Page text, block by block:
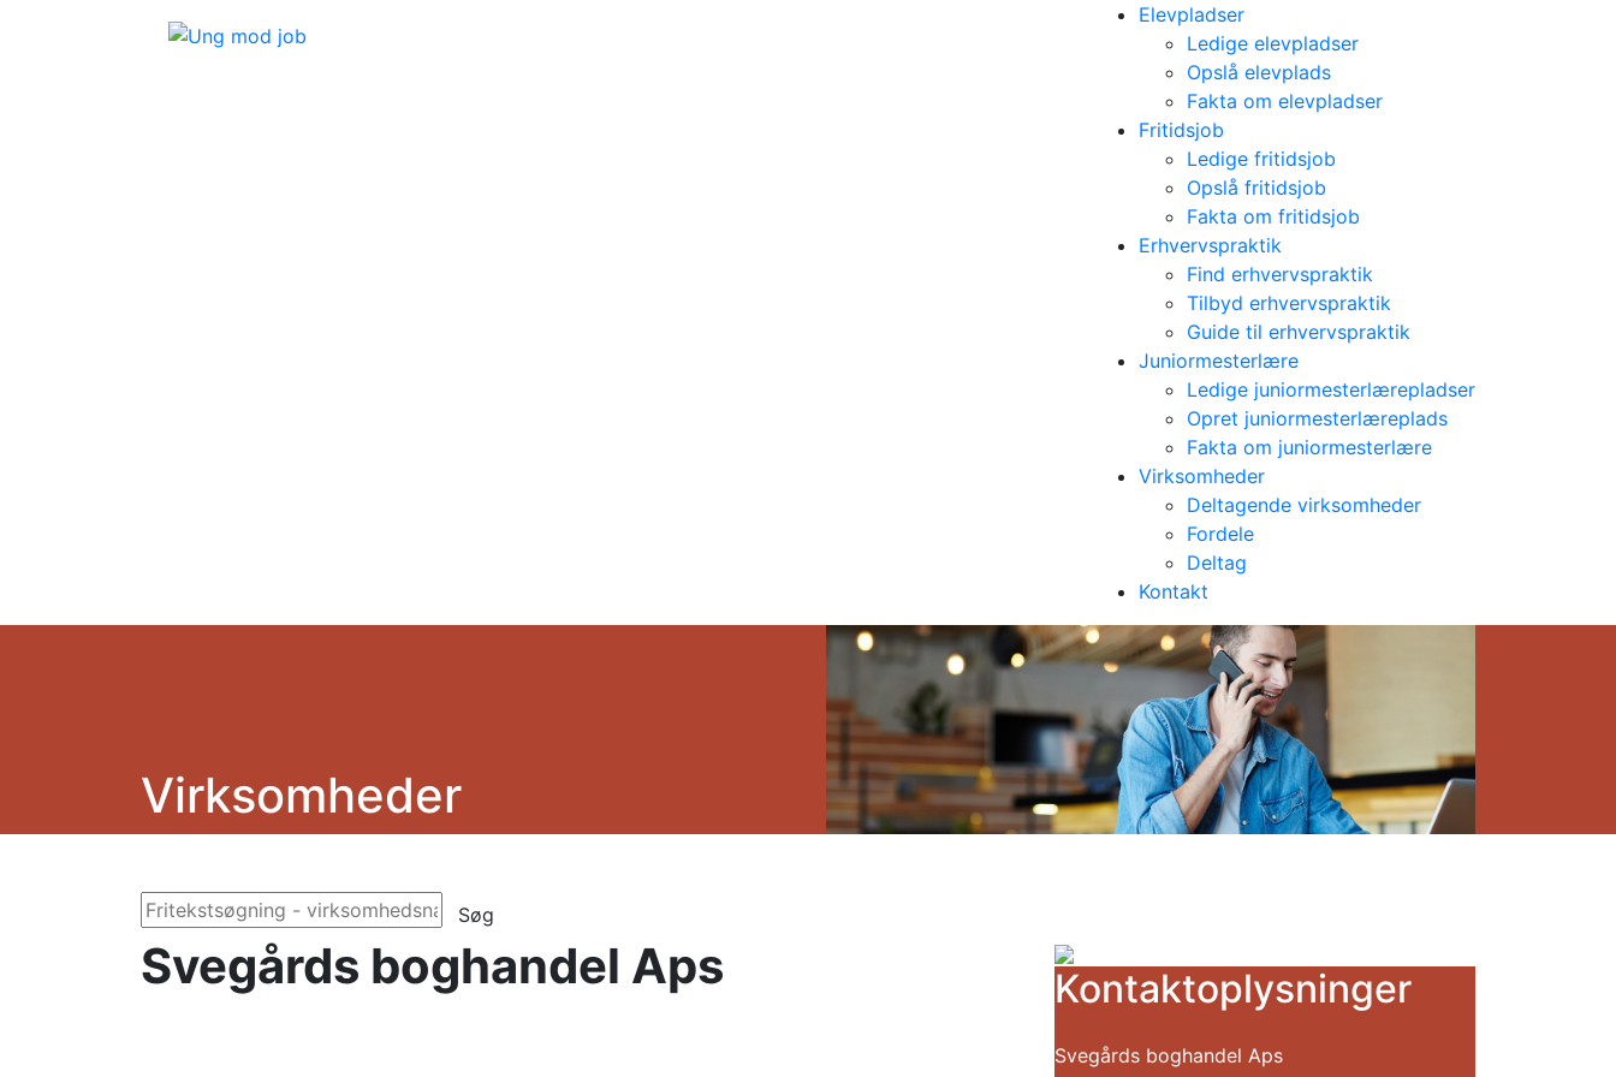
Elevpladser
Ledige elevpladser
Opslå elevplads
Fakta om elevpladser
Fritidsjob
Ledige fritidsjob
Opslå fritidsjob
Fakta om fritidsjob
Erhvervspraktik
Find erhvervspraktik
Tilbyd erhvervspraktik
Guide til erhvervspraktik
Juniormesterlære
Ledige juniormesterlærepladser
Opret juniormesterlæreplads
Fakta om juniormesterlære
Virksomheder
Deltagende virksomheder
Fordele
Deltag
Kontakt
Virksomheder
Søg
Svegårds boghandel Aps Kontaktoplysninger
Svegårds boghandel Aps